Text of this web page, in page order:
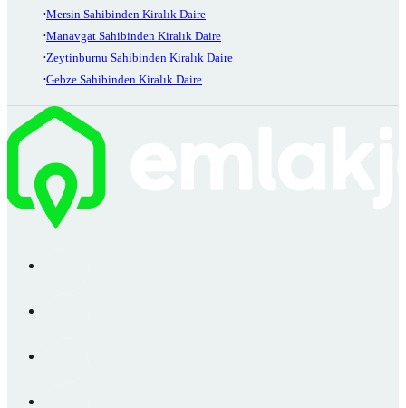
Mersin Sahibinden Kiralık Daire
Manavgat Sahibinden Kiralık Daire
Zeytinburnu Sahibinden Kiralık Daire
Gebze Sahibinden Kiralık Daire